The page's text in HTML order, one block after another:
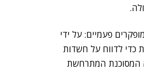
פעמיים: על ידי
כדי לדווח על חשדות
המסוכנת המתרחשת